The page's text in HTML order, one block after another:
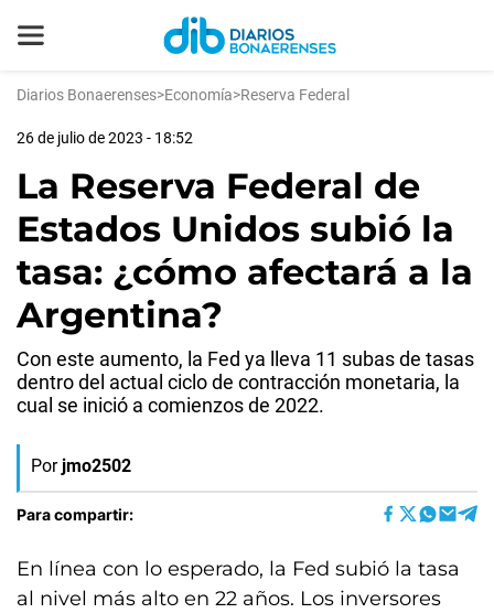
Diarios Bonaerenses>Economía>Reserva Federal
26 de julio de 2023 - 18:52
La Reserva Federal de
Estados Unidos subió la
tasa: ¿cómo afectará a la
Argentina?
Con este aumento, la Fed ya lleva 11 subas de tasas
dentro del actual ciclo de contracción monetaria, la
cual se inició a comienzos de 2022.
Por jmo2502
Para compartir:
En línea con lo esperado, la Fed subió la tasa
al nivel más alto en 22 años. Los inversores